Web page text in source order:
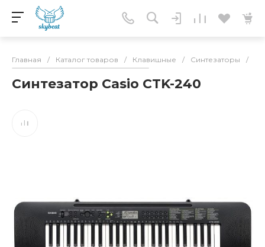
Главная / Каталог товаров / Клавишные / Синтезаторы /
Синтезатор Casio CTK-240